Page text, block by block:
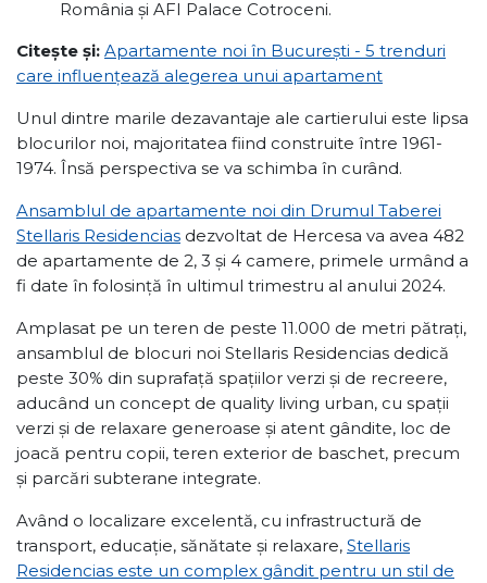
România și AFI Palace Cotroceni.
Citește și: Apartamente noi în București - 5 trenduri
care influențează alegerea unui apartament
Unul dintre marile dezavantaje ale cartierului este lipsa
blocurilor noi, majoritatea fiind construite între 1961-
1974. Însă perspectiva se va schimba în curând.
Ansamblul de apartamente noi din Drumul Taberei
Stellaris Residencias dezvoltat de Hercesa va avea 482
de apartamente de 2, 3 și 4 camere, primele urmând a
fi date în folosință în ultimul trimestru al anului 2024.
Amplasat pe un teren de peste 11.000 de metri pătrați,
ansamblul de blocuri noi Stellaris Residencias dedică
peste 30% din suprafață spațiilor verzi și de recreere,
aducând un concept de quality living urban, cu spații
verzi și de relaxare generoase și atent gândite, loc de
joacă pentru copii, teren exterior de baschet, precum
și parcări subterane integrate.
Având o localizare excelentă, cu infrastructură de
transport, educație, sănătate și relaxare, Stellaris
Residencias este un complex gândit pentru un stil de